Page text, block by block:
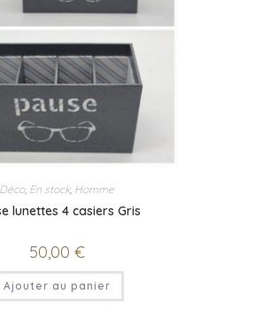
Déco, En stock, Homme
lunettes 4 casiers Gris
50,00 €
Ajouter au panier